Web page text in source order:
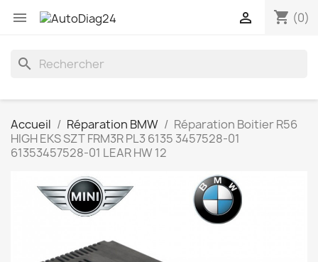
 shopping_cart (0)

search
Accueil Réparation BMW
Réparation Boitier R56
HIGH EKS SZT FRM3R PL3 6135 3457528-01
61353457528-01 LEAR HW 12